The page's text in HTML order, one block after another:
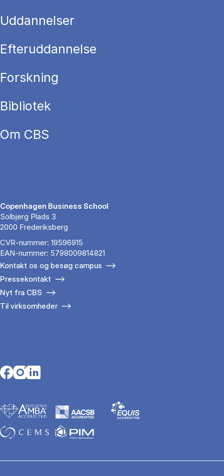
Uddannelser
Efteruddannelse
Forskning
Bibliotek
Om CBS
Copenhagen Business School
Solbjerg Plads 3
2000 Frederiksberg
CVR-nummer: 19596915
EAN-nummer: 5798009814821
Kontakt os og besøg campus
Pressekontakt
Nyt fra CBS
Til virksomheder
Opens in a new tab
Opens in a new tab
Opens in a new tab